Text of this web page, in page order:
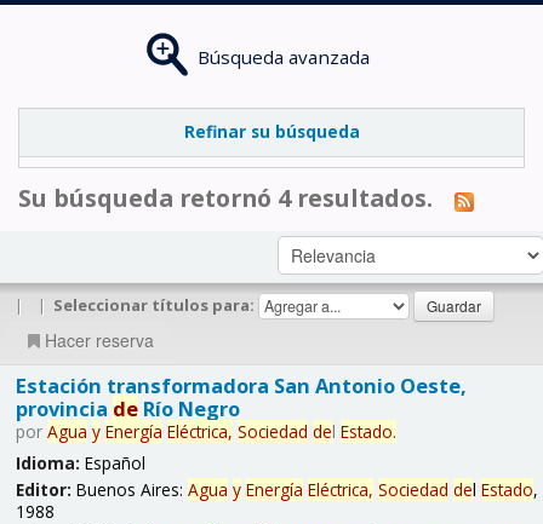
Búsqueda avanzada
Refinar su búsqueda
Su búsqueda retornó 4 resultados.
| | Seleccionar títulos para:
Hacer reserva
Estación transformadora San Antonio Oeste,
provincia deRío Negro
por Agua y Energía Eléctrica, Sociedad del Estado.
Idioma: Español
Editor: Buenos Aires: Agua y Energía Eléctrica, Sociedad del Estado,
1988